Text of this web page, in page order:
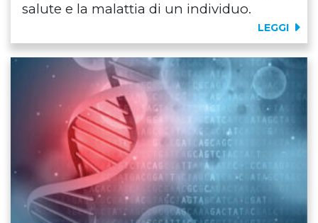
salute e la malattia di un individuo.
LEGGI